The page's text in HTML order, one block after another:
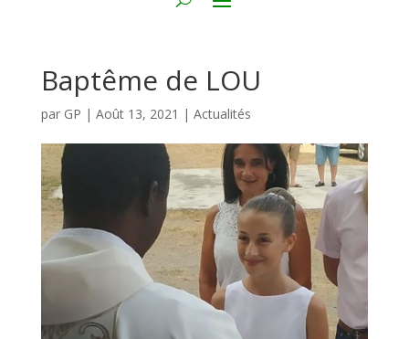
Baptême de LOU
par GP | Août 13, 2021 | Actualités